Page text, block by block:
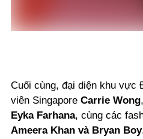
Cuối cùng, đại diện khu vực
viên Singapore Carrie Wong
Eyka Farhana, cùng các
Ameera Khan và Bryan Boy